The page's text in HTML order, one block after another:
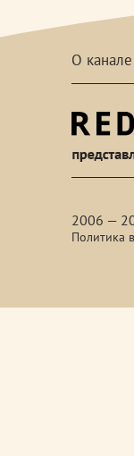
О канале
2006 —
Политика